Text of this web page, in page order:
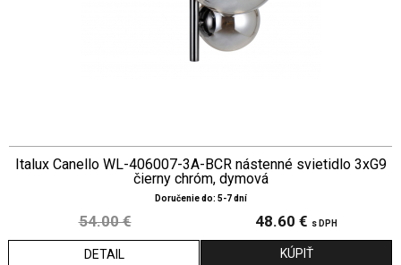
Italux Canello WL-406007-3A-BCR nástenné svietidlo 3xG9
čierny chróm, dymová
Doručenie do: 5-7 dní
54.00 € 48.60 € s DPH
DETAIL